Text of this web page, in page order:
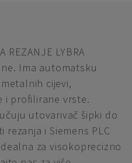
REZANJE LYBRA
Ima automatsku
cijevi,
i profilirane vrste.
utovarivač šipki do
rezanja i Siemens PLC
za visokoprecizno